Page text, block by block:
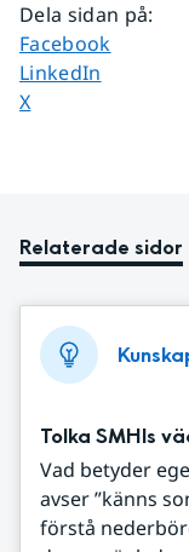
Dela sidan på:
Dela sidan på
Facebook
Dela sidan på
LinkedIn
Dela sidan på
X
Relaterade sidor
Tolka SMHIs
Vad betyder
avser ”känns
förstå